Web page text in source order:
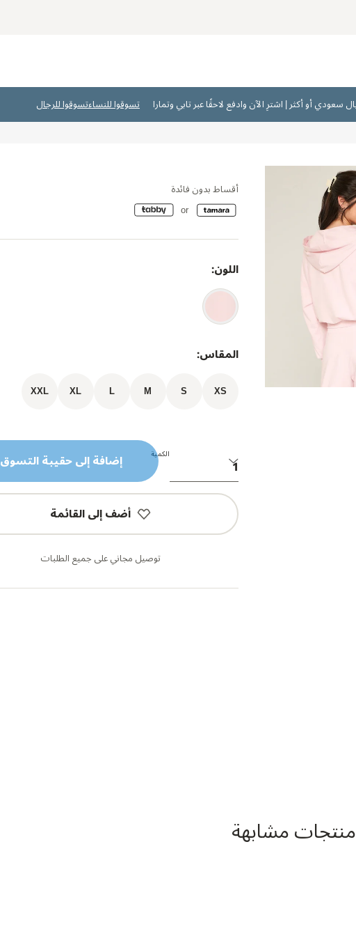
تسوقوا للنساءتسوقوا للرجال
أقساط بدون فائدة
اللون:
المقاس:
XS
S
M
L
XL
XXL
الكمية إضافة إلى حقيبة التسوق
أضف إلى القائمة
توصيل مجاني على جميع الطلبات
منتجات مشابهة